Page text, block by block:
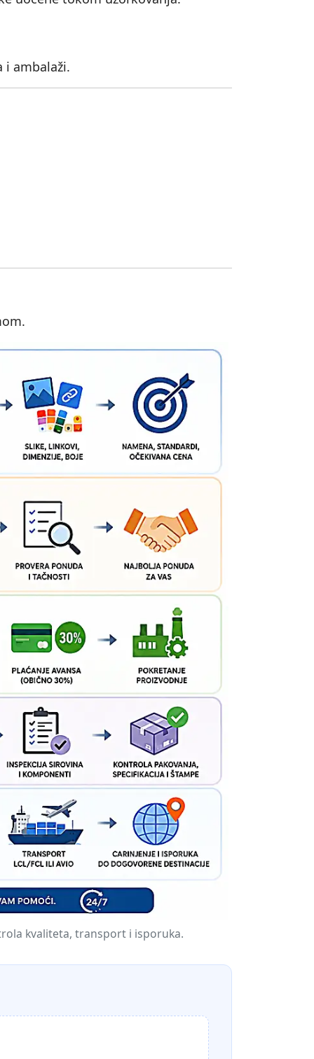
i ambalaži.
kvaliteta, transport i isporuka.